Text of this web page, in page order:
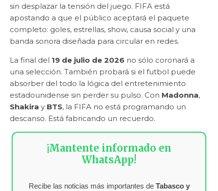
sin desplazar la tensión del juego. FIFA está
apostando a que el público aceptará el paquete
completo: goles, estrellas, show, causa social y una
banda sonora diseñada para circular en redes.
La final del 19 de julio de 2026 no sólo coronará a
una selección. También probará si el futbol puede
absorber del todo la lógica del entretenimiento
estadounidense sin perder su pulso. Con Madonna,
Shakira y BTS, la FIFA no está programando un
descanso. Está fabricando un recuerdo.
¡Mantente informado en
WhatsApp!
Recibe las noticias más importantes de Tabasco y